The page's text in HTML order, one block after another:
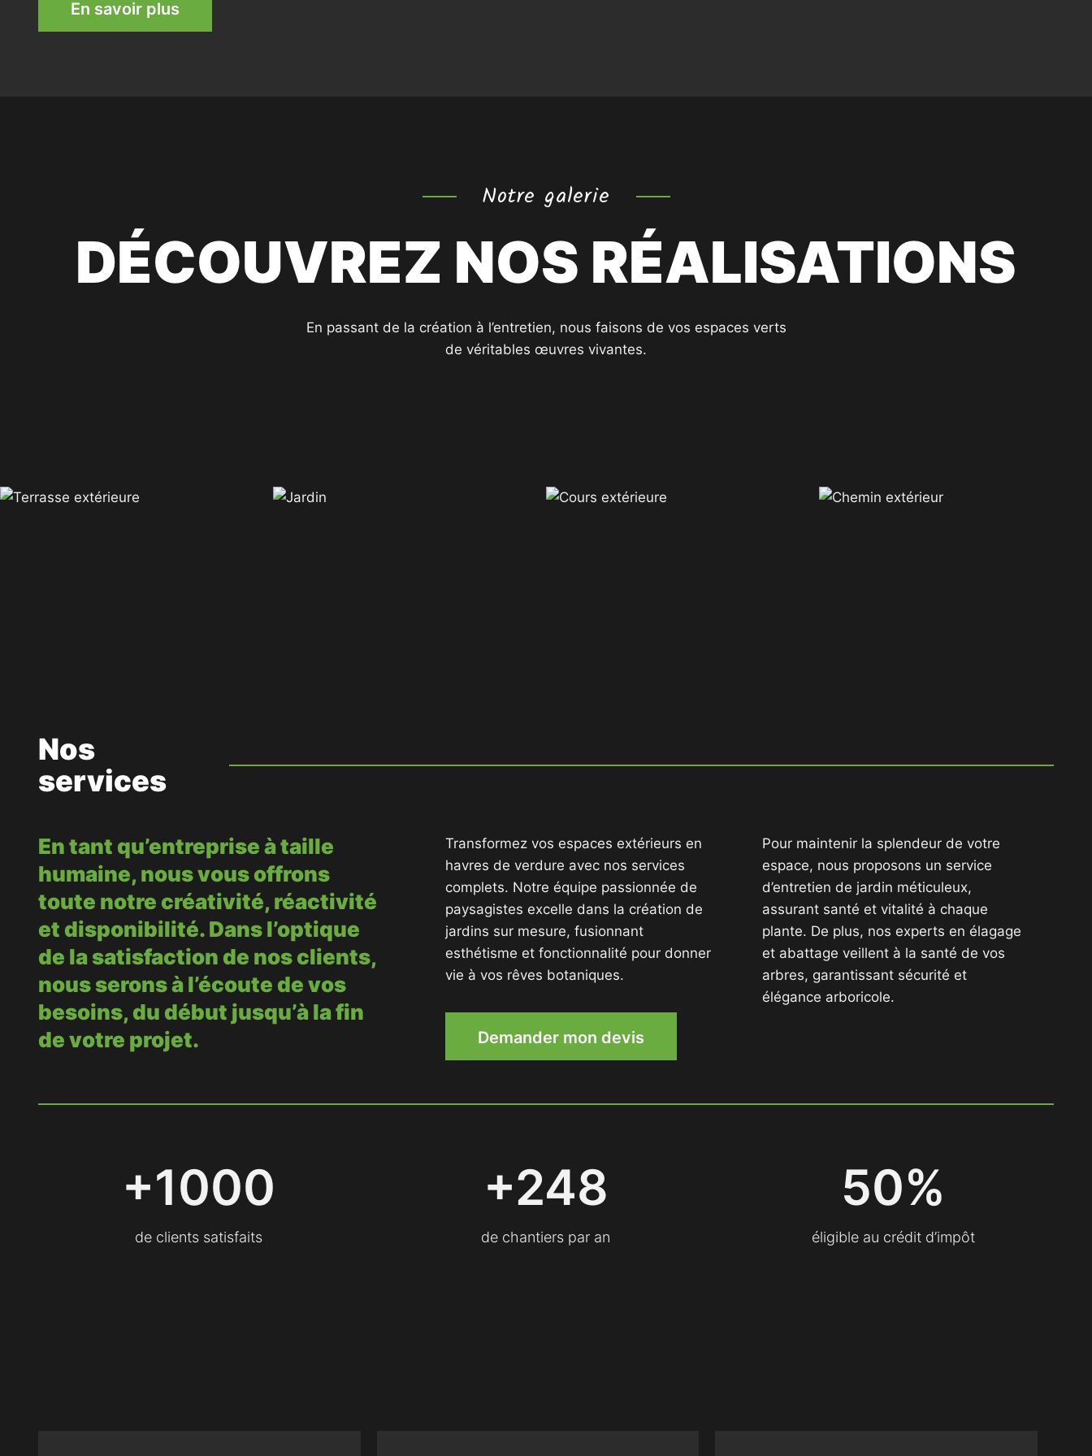
En savoir plus
Notre galerie
DÉCOUVREZ NOS RÉALISATIONS
En passant de la création à l’entretien, nous faisons de vos espaces verts
de véritables œuvres vivantes.
Nos
services
En tant qu’entreprise à taille
humaine, nous vous offrons
toute notre créativité, réactivité
et disponibilité. Dans l’optique
de la satisfaction de nos clients,
nous serons à l’écoute de vos
besoins, du début jusqu’à la fin
de votre projet.
Transformez vos espaces extérieurs en
havres de verdure avec nos services
complets. Notre équipe passionnée de
paysagistes excelle dans la création de
jardins sur mesure, fusionnant
esthétisme et fonctionnalité pour donner
vie à vos rêves botaniques.
Demander mon devis
Pour maintenir la splendeur de votre
espace, nous proposons un service
d’entretien de jardin méticuleux,
assurant santé et vitalité à chaque
plante. De plus, nos experts en élagage
et abattage veillent à la santé de vos
arbres, garantissant sécurité et
élégance arboricole.
+1000
de clients satisfaits
+250
de chantiers par an
50%
éligible au crédit d’impôt